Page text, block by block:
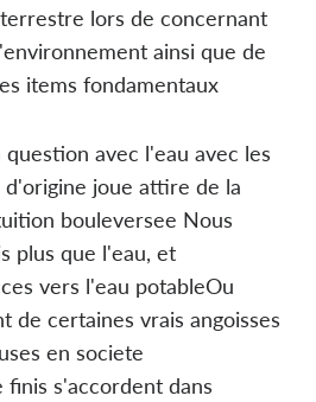
lors de concernant
ainsi que de
items fondamentaux
avec l'eau avec les
joue attire de la
bouleversee Nous
plus que l'eau, et
vers l'eau potableOu
de certaines vrais angoisses
en societe
s'accordent dans